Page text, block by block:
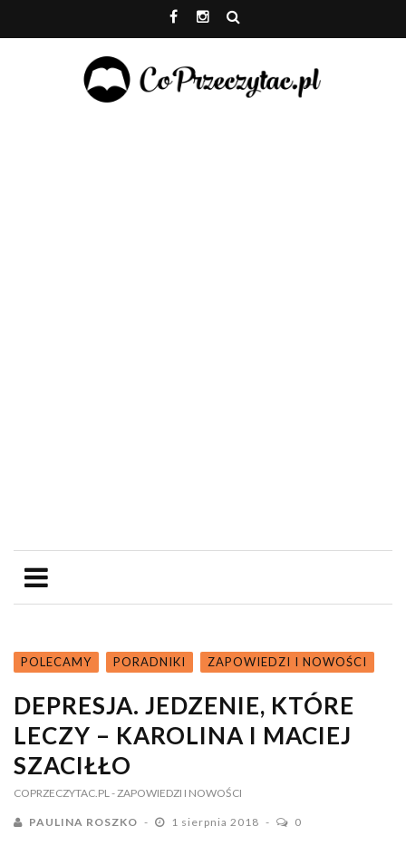
POLECAMY PORADNIKI ZAPOWIEDZI I NOWOŚCI
DEPRESJA. JEDZENIE, KTÓRE
LECZY – KAROLINA I MACIEJ
SZACIŁŁO
COPRZECZYTAC.PL - ZAPOWIEDZI I NOWOŚCI
PAULINA ROSZKO 1 sierpnia 2018 0